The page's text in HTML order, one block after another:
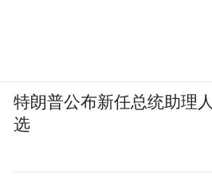
特朗普公布新任总统助理人
选